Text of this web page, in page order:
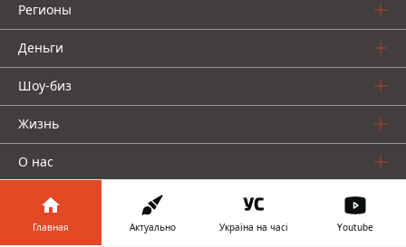
Регионы
Деньги
Шоу-биз
Жизнь
О нас
Главная Актуально Україна на часі Youtube